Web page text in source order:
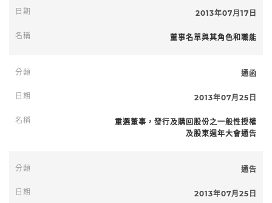
2013年07月17日
董事名單與其角色和職能
通函
2013年07月25日
重選董事，發行及購回股份之一般性授權
及股東週年大會通告
通告
2013年07月25日